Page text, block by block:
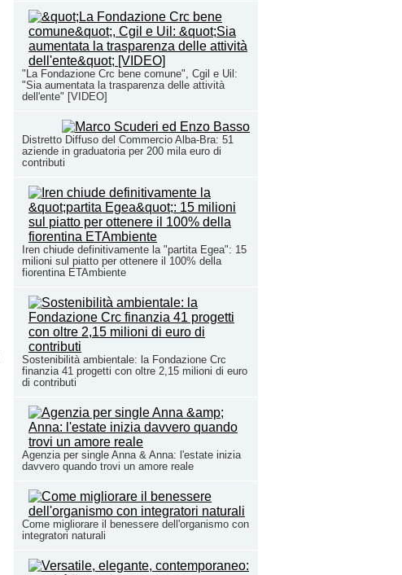
"La Fondazione Crc bene comune", Cgil e Uil:
"Sia aumentata la trasparenza delle attività
dell'ente" [VIDEO]
Distretto Diffuso del Commercio Alba-Bra: 51
aziende in graduatoria per 200 mila euro di
contributi
Iren chiude definitivamente la "partita Egea": 15
milioni sul piatto per ottenere il 100% della
fiorentina ETAmbiente
Sostenibilità ambientale: la Fondazione Crc
finanzia 41 progetti con oltre 2,15 milioni di euro
di contributi
Agenzia per single Anna & Anna: l'estate inizia
davvero quando trovi un amore reale
Come migliorare il benessere dell'organismo con
integratori naturali